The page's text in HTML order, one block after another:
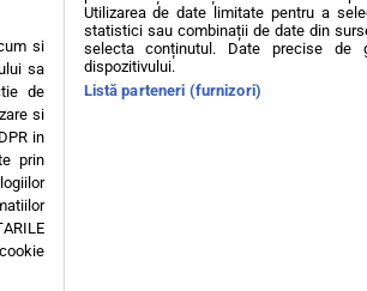
Insula Iubirii Dictionar de vise LIFE
de confidențialitate
si
sa
de
si
in
prin
Utilizarea de date limitate pentru a
statistici sau combinații de date din
selecta conținutul. Date precise de
dispozitivului.
Listă parteneri (furnizori)